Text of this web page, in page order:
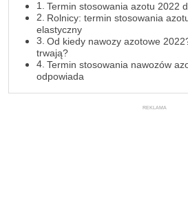
Termin stosowania azotu 2022
Rolnicy: termin stosowania
elastyczny
Od kiedy nawozy azotowe
trwają?
Termin stosowania nawozów
odpowiada
REKLAMA